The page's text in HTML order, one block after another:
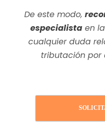
De este modo,
especialistaen
cualquier duda
tributación por